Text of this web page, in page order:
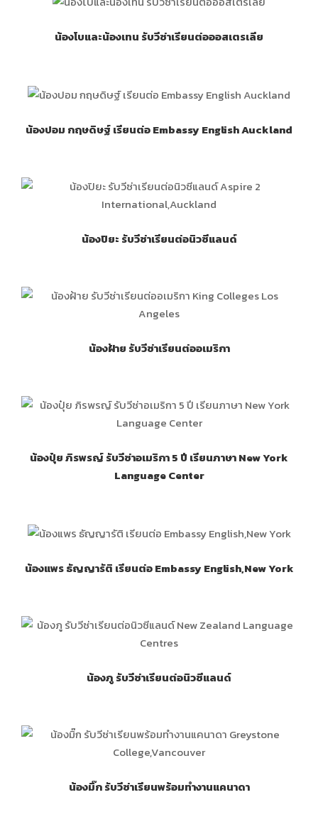
น้องโบและน้องเทน รับวีซ่าเรียนต่อออสเตรเลีย
น้องปอม กฤษดิษฐ์ เรียนต่อ Embassy English Auckland
น้องปิยะ รับวีซ่าเรียนต่อนิวซีแลนด์
น้องฝ้าย รับวีซ่าเรียนต่ออเมริกา
น้องปุ๋ย ภิรพรญ์ รับวีซ่าอเมริกา 5 ปี เรียนภาษา New York
Language Center
น้องแพร ธัญญารัติ เรียนต่อ Embassy English,New York
น้องภู รับวีซ่าเรียนต่อนิวซีแลนด์
น้องมิ๊ก รับวีซ่าเรียนพร้อมทำงานแคนาดา